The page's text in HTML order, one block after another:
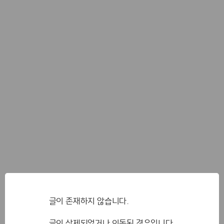
글이 존재하지 않습니다.